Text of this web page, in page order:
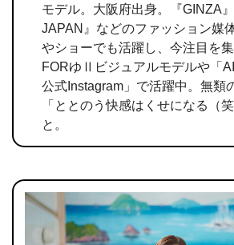
モデル。大阪府出身。『GINZA
JAPAN』などのファッション媒
やショーでも活躍し、今注目を
FORゆⅡビジュアルモデルや「
公式Instagram」で活躍中。無類
「ととのう快感はくせになる（
と。